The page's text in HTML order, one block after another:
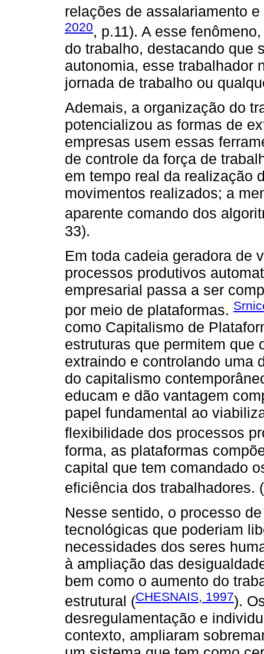
relações de assalariamento
2020, p.11). A esse
do trabalho, destacando que
autonomia, esse trabalhador
jornada de trabalho ou
Ademais, a organização do
potencializou as formas de
empresas usem essas
de controle da força de
em tempo real da realização
movimentos realizados; a
aparente comando dos
33).
Em toda cadeia geradora de
processos produtivos
empresarial passa a ser
por meio de plataformas.
como Capitalismo de
estruturas que permitem que
extraindo e controlando uma
do capitalismo
educam e dão vantagem
papel fundamental ao
flexibilidade dos processos
forma, as plataformas
capital que tem comandado
eficiência dos trabalhadores. (
Nesse sentido, o processo
tecnológicas que poderiam
necessidades dos seres
à ampliação das
bem como o aumento do
estrutural (CHESNAIS, 1997).
desregulamentação e
contexto, ampliaram